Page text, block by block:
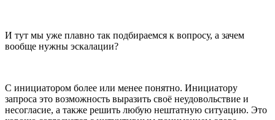
И тут мы уже плавно так подбираемся к вопросу, а зачем
вообще нужны эскалации?
С инициатором более или менее понятно. Инициатору
запроса это возможность выразить своё неудовольствие и
несогласие, а также решить любую нештатную ситуацию. Это